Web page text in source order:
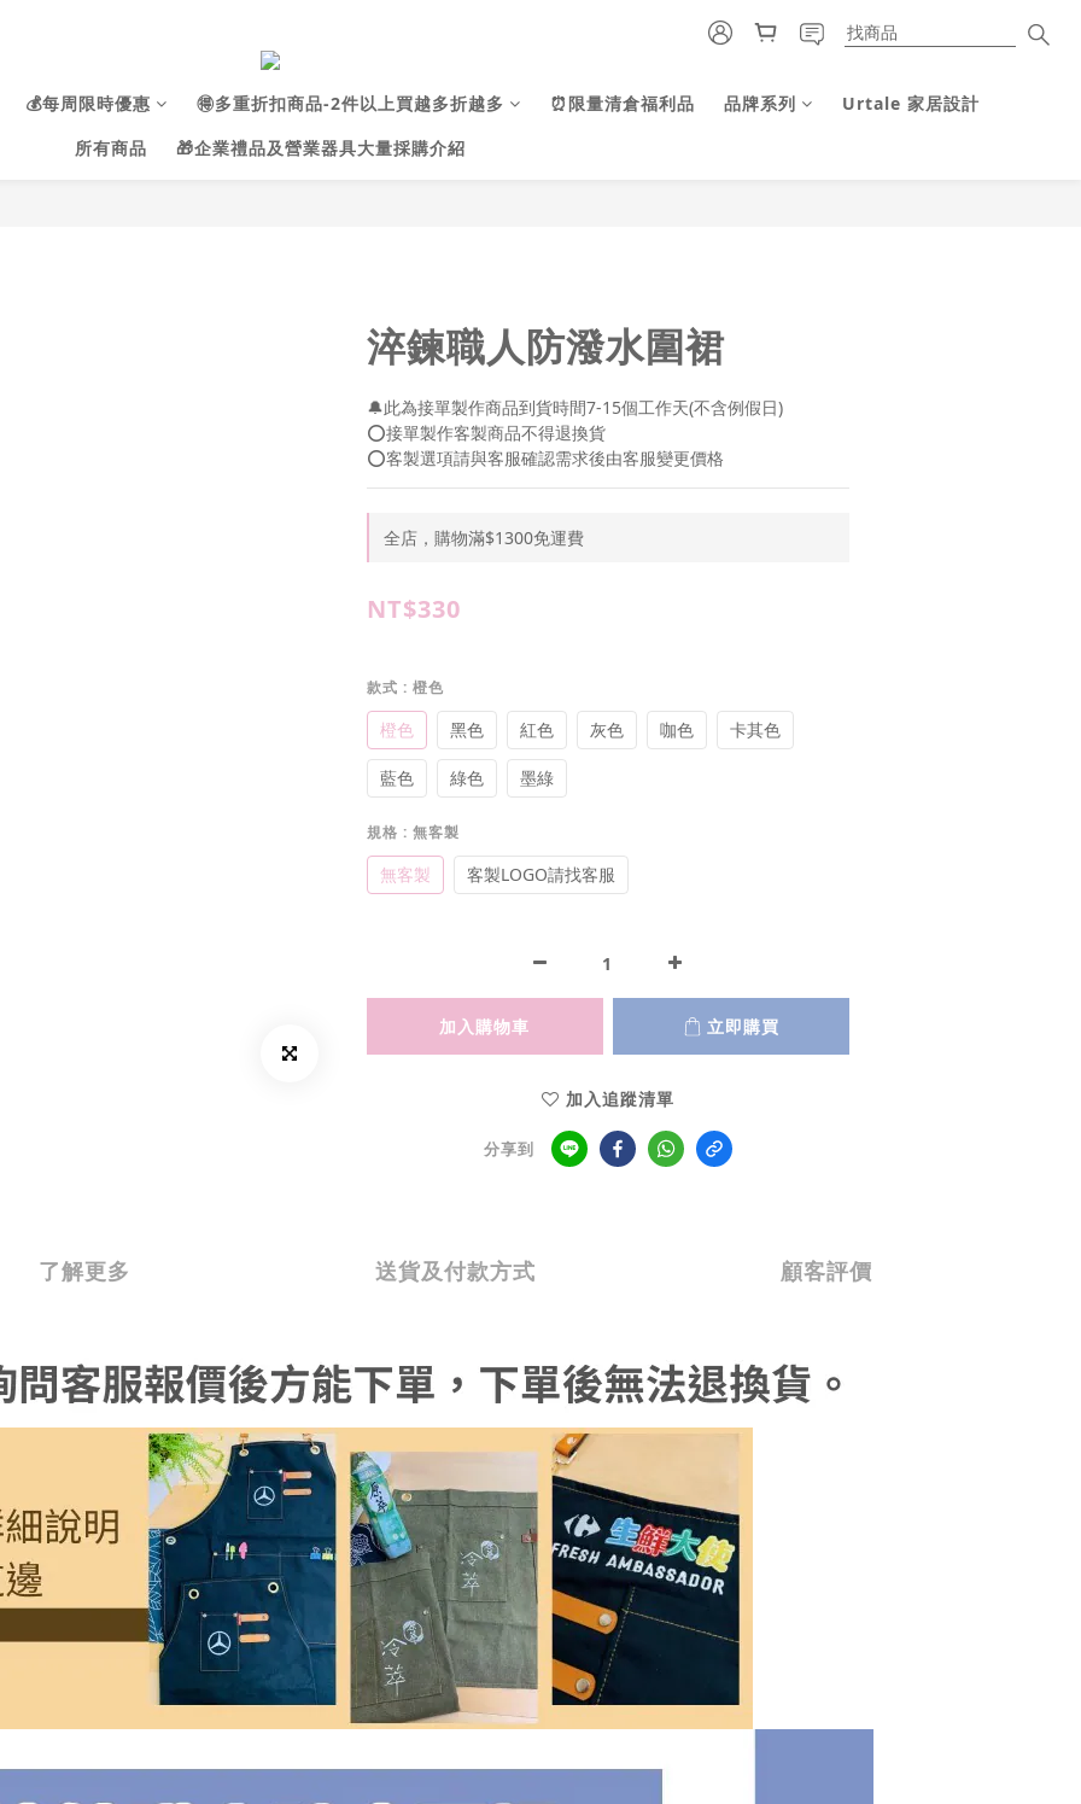
💰每周限時優惠 🉐多重折扣商品-2件以上買越多折越多 ⏰限量清倉福利品 品牌系列
Urtale 家居設計
所有商品
🎁企業禮品及營業器具大量採購介紹
淬鍊職人防潑水圍裙
🔔此為接單製作商品到貨時間7-15個工作天(不含例假日)
⭕接單製作客製商品不得退換貨
⭕客製選項請與客服確認需求後由客服變更價格
全店，購物滿$1300免運費
NT$330
款式 : 橙色
橙色 黑色 紅色 灰色 咖色 卡其色
藍色 綠色 墨綠
規格 : 無客製
無客製 客製LOGO請找客服
加入購物車 立即購買
加入追蹤清單
分享到
了解更多 送貨及付款方式 顧客評價